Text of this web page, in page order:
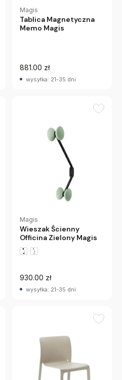
Magis
Tablica Magnetyczna
Memo Magis
881.00 zł
wysyłka: 21-35 dni
Magis
Wieszak Ścienny
Officina Zielony Magis
930.00 zł
wysyłka: 21-35 dni